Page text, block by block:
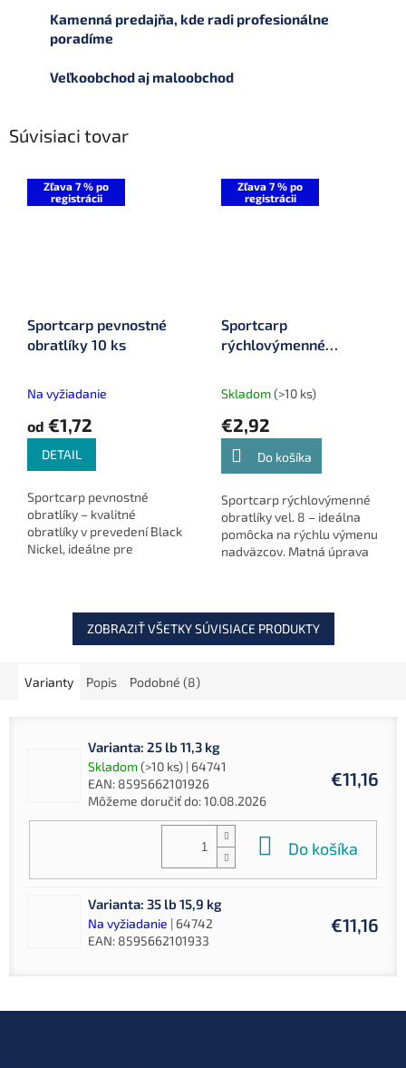
Kamenná predajňa, kde radi profesionálne
poradíme
Veľkoobchod aj maloobchod
Súvisiaci tovar
Zľava 7 % po
registrácii
Sportcarp pevnostné
obratlíky 10 ks
Na vyžiadanie
od €1,72
DETAIL
Sportcarp pevnostné
obratlíky – kvalitné
obratlíky v prevedení Black
Nickel, ideálne pre
Zľava 7 % po
registrácii
Sportcarp
rýchlovýmenné
nelesknúce sa)
Skladom(>10 ks)
€2,92
Do košíka
Sportcarp rýchlovýmenné
obratlíky vel. 8 – ideálna
pomôcka na rýchlu výmenu
nadväzcov. Matná úprava
ZOBRAZIŤ VŠETKY SÚVISIACE PRODUKTY
Varianty Popis Podobné (8)
Varianta: 25 lb 11,3 kg
Skladom(>10 ks) | 64741
EAN: 8595662101926
Môžeme doručiť do:10.08.2026
€11,16
Do košíka
Varianta: 35 lb 15,9 kg
Na vyžiadanie | 64742
EAN: 8595662101933
€11,16